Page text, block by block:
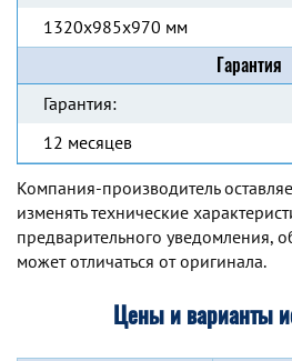
1320x985x970 мм
Гарантия
Гарантия:
12 месяцев
Компания-производитель
изменять технические
предварительного уведомления,
может отличаться от оригинала.
Цены и варианты